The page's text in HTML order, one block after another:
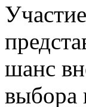
шанс
выбора